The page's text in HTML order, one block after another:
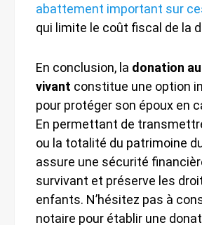
abattement important sur
qui limite le coût fiscal de la
En conclusion, la donation
vivant constitue une option
pour protéger son époux en
En permettant de
ou la totalité du patrimoine
assure une sécurité
survivant et préserve les
enfants. N’hésitez pas à
notaire pour établir une